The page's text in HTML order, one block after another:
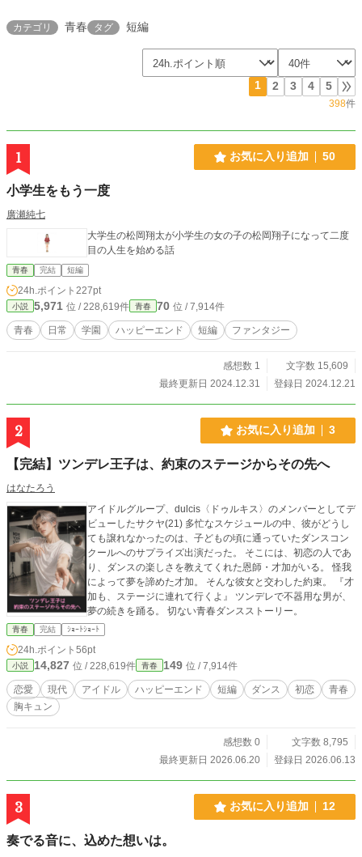
カテゴリ 青春 タグ 短編
1 2 3 4 5
398件
1 お気に入り追加 50
小学生をもう一度
廣瀬純七
大学生の松岡翔太が小学生の女の子の松岡翔子になって二度
目の人生を始める話
青春 完結 短編
24h.ポイント 227pt
小説 5,971 位 / 228,619件 青春 70 位 / 7,914件
青春 日常 学園 ハッピーエンド 短編 ファンタジー
感想数 1
文字数 15,609
最終更新日 2024.12.31
登録日 2024.12.21
2 お気に入り追加 3
【完結】ツンデレ王子は、約束のステージからその先へ
はなたろう
アイドルグループ、dulcis〈ドゥルキス〉のメンバーとしてデ
ビューしたサクヤ(21) 多忙なスケジュールの中、彼がどうし
ても譲れなかったのは、子どもの頃に通っていたダンスコン
クールへのサプライズ出演だった。 そこには、初恋の人であ
り、ダンスの楽しさを教えてくれた恩師・才加がいる。 怪我
によって夢を諦めた才加。 そんな彼女と交わした約束。 『才
加も、ステージに連れて行くよ』 ツンデレで不器用な男が、
夢の続きを踊る。 切ない青春ダンスストーリー。
青春 完結 ｼｮｰﾄｼｮｰﾄ
24h.ポイント 56pt
小説 14,827 位 / 228,619件 青春 149 位 / 7,914件
恋愛 現代 アイドル ハッピーエンド 短編 ダンス 初恋
青春
胸キュン
感想数 0
文字数 8,795
最終更新日 2026.06.20
登録日 2026.06.13
3 お気に入り追加 12
奏でる音に、込めた想いは。